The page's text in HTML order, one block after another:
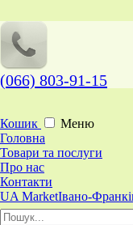
(066) 803-91-15
Кошик
Меню
Головна
Товари та послуги
Про нас
Контакти
UA MarketІвано-